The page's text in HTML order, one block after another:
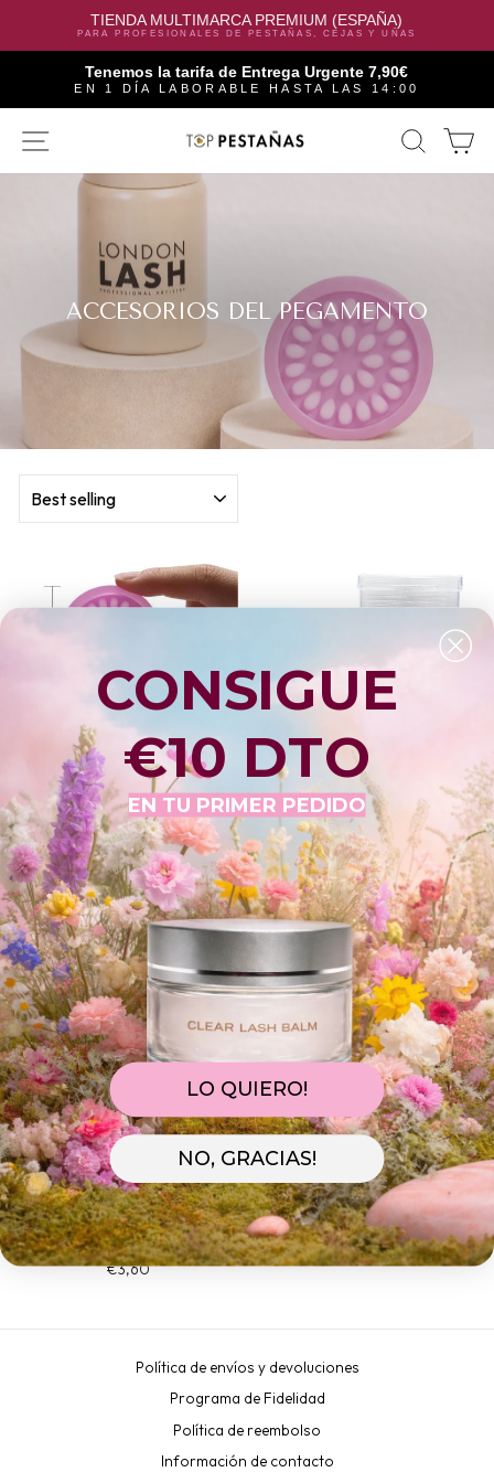
TIENDA MULTIMARCA PREMIUM (ESPAÑA)
PARA PROFESIONALES DE PESTAÑAS, CEJAS Y UÑAS
Tenemos la tarifa de Entrega Urgente 7,90€
EN 1 DÍA LABORABLE HASTA LAS 14:00
SITE NAVIGATION
ACCESORIOS DEL PEGAMENTO
SORT
DISCOS SOPORTES PARA EL
PEGAMENTO (10 UNIDADES)
TOP PESTAÑAS
€0,90
TOALLITAS SIN PELUSA PARA
LIMPIAR LA BOQUILLA DEL
PEGAMENTO (200 UNIDADES).
TOP PESTAÑAS
€2,80
Sold Out
PEGATINAS DE PROTECCIÓN
DE PEGAMENTO "LONDON
LASH PRO" 24 UNID/SOBRE
(2,5CM)
LONDON LASH PRO
€3,60
Sold Out
CONTENEDOR HERMETICO
PARA GUARDAR LOS
PEGAMENTOS.
LONDON LASH PRO
€10,95
Política de envíos y devoluciones
Programa de Fidelidad
Política de reembolso
Información de contacto
CONSIGUE
€10 DTO
EN TU PRIMER PEDIDO
LO QUIERO!
NO, GRACIAS!